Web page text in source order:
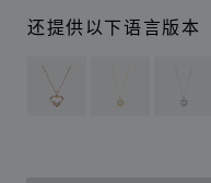
还提供以下语言版本